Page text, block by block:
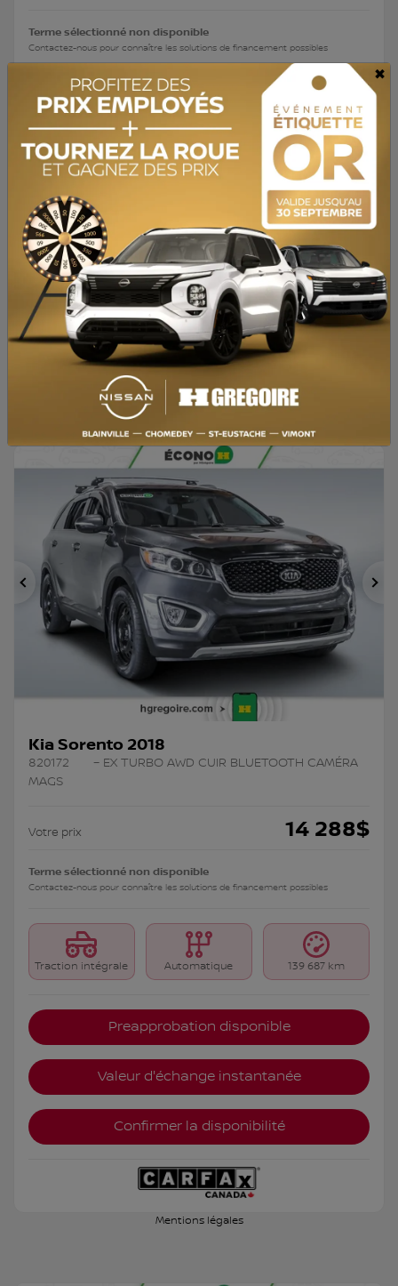
Terme sélectionné non disponible
Contactez-nous pour connaître les solutions de financement possibles
Traction intégrale Automatique 149 620 km
Preapprobation disponible
Valeur d'échange instantanée
Confirmer la disponibilité
Mentions légales
Précédent
Kia Sorento 2018
820172
– EX TURBO AWD CUIR BLUETOOTH CAMÉRA
MAGS
Votre prix 14 288$
Terme sélectionné non disponible
Contactez-nous pour connaître les solutions de financement possibles
Traction intégrale Automatique 139 687 km
Preapprobation disponible
Valeur d'échange instantanée
Confirmer la disponibilité
Mentions légales
×